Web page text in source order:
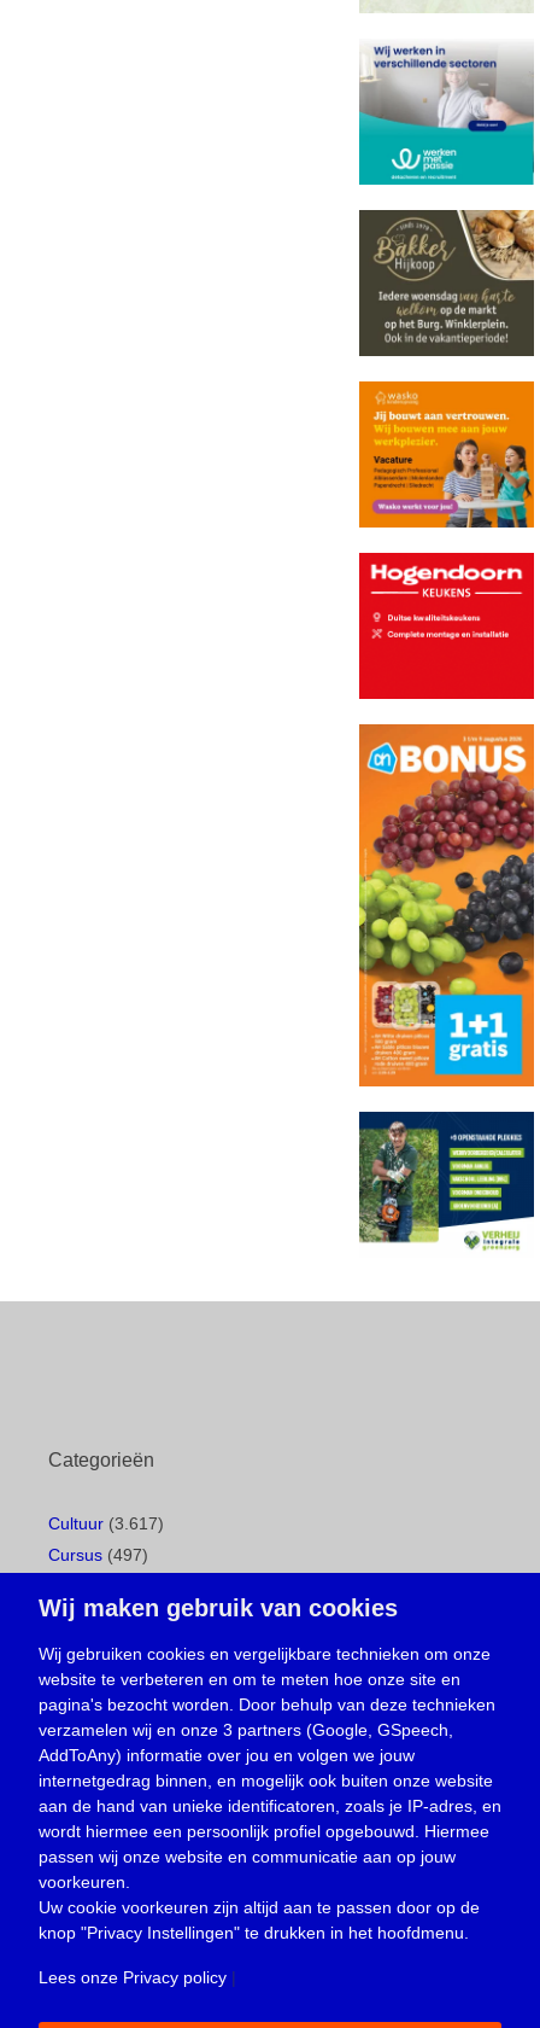
Categorieën
Cultuur (3.617)
Cursus (497)
Gemeentepagina(104)
Ingezonden brief(539)
Media(156)
Nieuws (23.330)
Oproep(734)
Overlijden(39)
Podcast(18)
prijsvraag (5)
Religie (1.438)
Service(226)
Wij maken gebruik van cookies
Wij gebruiken cookies en vergelijkbare technieken om onze
website te verbeteren en om te meten hoe onze site en
pagina's bezocht worden. Door behulp van deze technieken
verzamelen wij en onze 3 partners (Google, GSpeech,
AddToAny) informatie over jou en volgen we jouw
internetgedrag binnen, en mogelijk ook buiten onze website
aan de hand van unieke identificatoren, zoals je IP-adres, en
wordt hiermee een persoonlijk profiel opgebouwd. Hiermee
passen wij onze website en communicatie aan op jouw
voorkeuren.
Uw cookie voorkeuren zijn altijd aan te passen door op de
knop "Privacy Instellingen" te drukken in het hoofdmenu.
Lees onze Privacy policy |